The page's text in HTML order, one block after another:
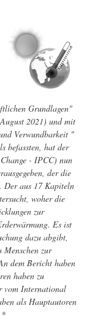
Grundlagen"
2021) und mit
Verwundbarkeit "
befassten, hat der
- IPCC) nun
der die
Der aus 17 Kapiteln
woher die
zur
Es ist
dazu abgibt,
Menschen zur
dem Bericht haben
haben zu
vom International
als Hauptautoren